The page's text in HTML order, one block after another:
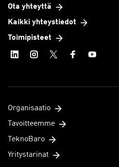
Ota yhteyttä
Kaikki yhteystiedot
Toimipisteet
Organisaatio
Tavoitteemme
TeknoBaro
Yritystarinat